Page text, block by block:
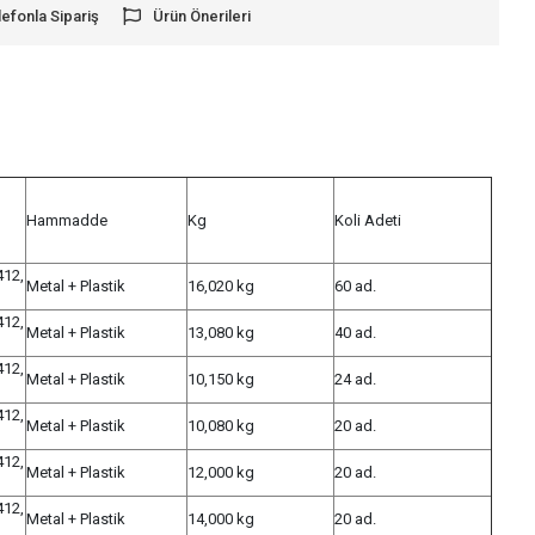
Sipariş Ürün Önerileri
Hammadde Kg Koli Adeti
Metal + Plastik 16,020 kg
60 ad.
Metal + Plastik 13,080 kg
40 ad.
Metal + Plastik 10,150 kg
24 ad.
Metal + Plastik 10,080 kg
20 ad.
Metal + Plastik 12,000 kg
20 ad.
Metal + Plastik 14,000 kg 20 ad.